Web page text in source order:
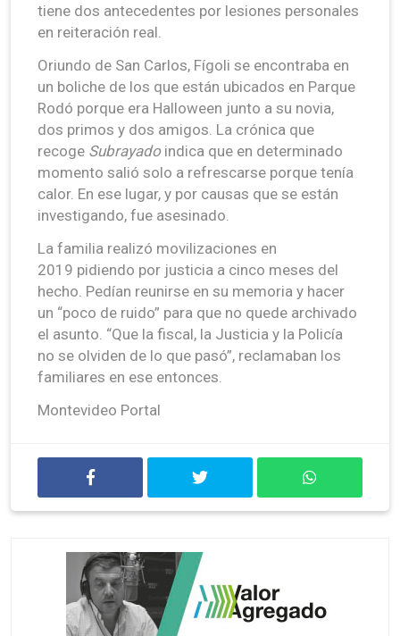
tiene dos antecedentes por lesiones personales
en reiteración real.
Oriundo de San Carlos, Fígoli se encontraba en
un boliche de los que están ubicados en Parque
Rodó porque era Halloween junto a su novia,
dos primos y dos amigos. La crónica que
recoge Subrayado indica que en determinado
momento salió solo a refrescarse porque tenía
calor. En ese lugar, y por causas que se están
investigando, fue asesinado.
La familia realizó movilizaciones en
2019 pidiendo por justicia a cinco meses del
hecho. Pedían reunirse en su memoria y hacer
un “poco de ruido” para que no quede archivado
el asunto. “Que la fiscal, la Justicia y la Policía
no se olviden de lo que pasó”, reclamaban los
familiares en ese entonces.
Montevideo Portal